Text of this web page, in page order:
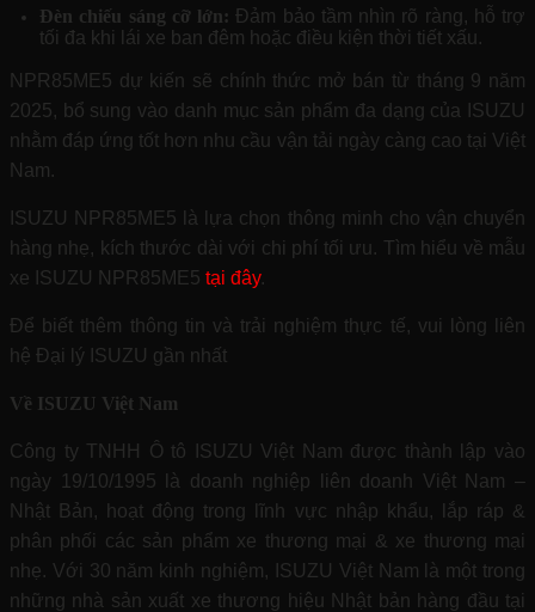
Đèn chiếu sáng cỡ lớn: Đảm bảo tầm nhìn rõ ràng, hỗ trợ
tối đa khi lái xe ban đêm hoặc điều kiện thời tiết xấu.
NPR85ME5 dự kiến sẽ chính thức mở bán từ tháng 9 năm
2025, bổ sung vào danh mục sản phẩm đa dạng của ISUZU
nhằm đáp ứng tốt hơn nhu cầu vận tải ngày càng cao tại Việt
Nam.
ISUZU NPR85ME5 là lựa chọn thông minh cho vận chuyển
hàng nhẹ, kích thước dài với chi phí tối ưu. Tìm hiểu về mẫu
xe ISUZU NPR85ME5 tại đây.
Để biết thêm thông tin và trải nghiệm thực tế, vui lòng liên
hệ Đại lý ISUZU gần nhất
Về ISUZU Việt Nam
Công ty TNHH Ô tô ISUZU Việt Nam được thành lập vào
ngày 19/10/1995 là doanh nghiệp liên doanh Việt Nam –
Nhật Bản, hoạt động trong lĩnh vực nhập khẩu, lắp ráp &
phân phối các sản phẩm xe thương mại & xe thương mại
nhẹ. Với 30 năm kinh nghiệm, ISUZU Việt Nam là một trong
những nhà sản xuất xe thương hiệu Nhật bản hàng đầu tại